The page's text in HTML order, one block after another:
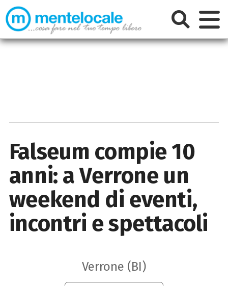
Falseum compie 10
anni: a Verrone un
weekend di eventi,
incontri e spettacoli
Verrone (BI)